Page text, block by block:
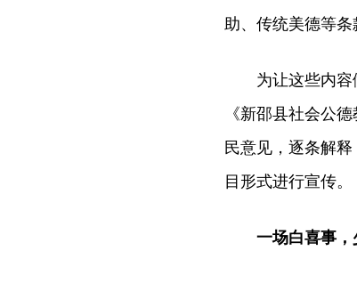
助、传统美德等条
为让这些内容做
《新邵县社会公
民意见，逐条解
目形式进行宣传。
一场白喜事，